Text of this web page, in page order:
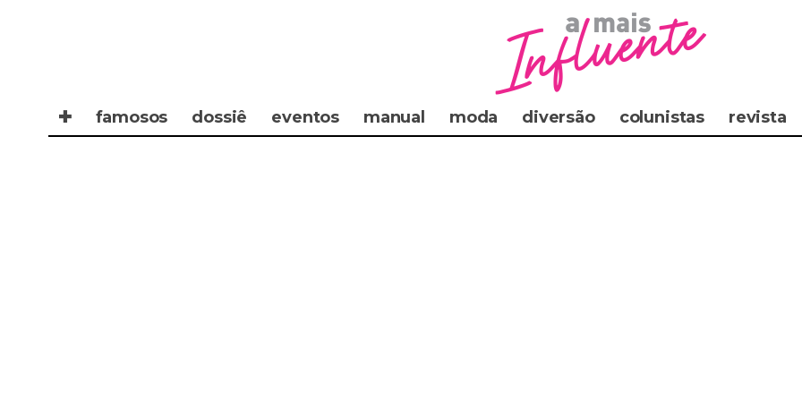
✚ famosos dossiê eventos manual moda diversão colunistas revista